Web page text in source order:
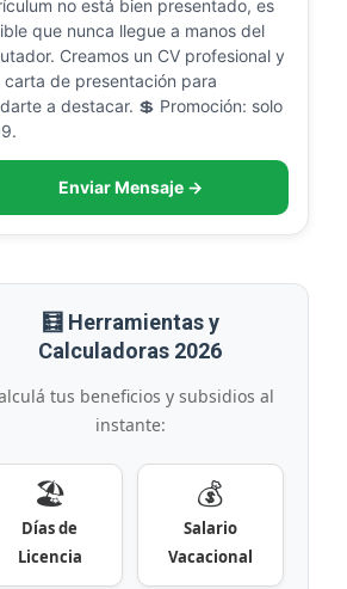
no está bien presentado, es
que nunca llegue a manos del
Creamos un CV profesional y
carta de presentación para
a destacar. 💲 Promoción: solo
Enviar Mensaje →
🧮 Herramientas y
Calculadoras 2026
tus beneficios y subsidios al
instante:
🏖️
Días de
Licencia
💰
Salario
Vacacional